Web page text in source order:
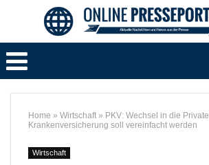
Home » Wirtschaft » PKV: Wechsel in die Private
Krankenversicherung soll vereinfacht werden
Wirtschaft